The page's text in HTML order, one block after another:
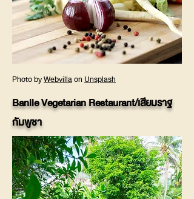
Photo byWebvillaonUnsplash
Banlle Vegetarian Restaurant/เสียมราฐ
กัมพูชา